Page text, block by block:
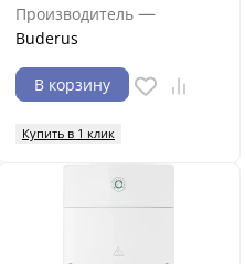
Производитель —
Buderus
В корзину
Купить в 1 клик